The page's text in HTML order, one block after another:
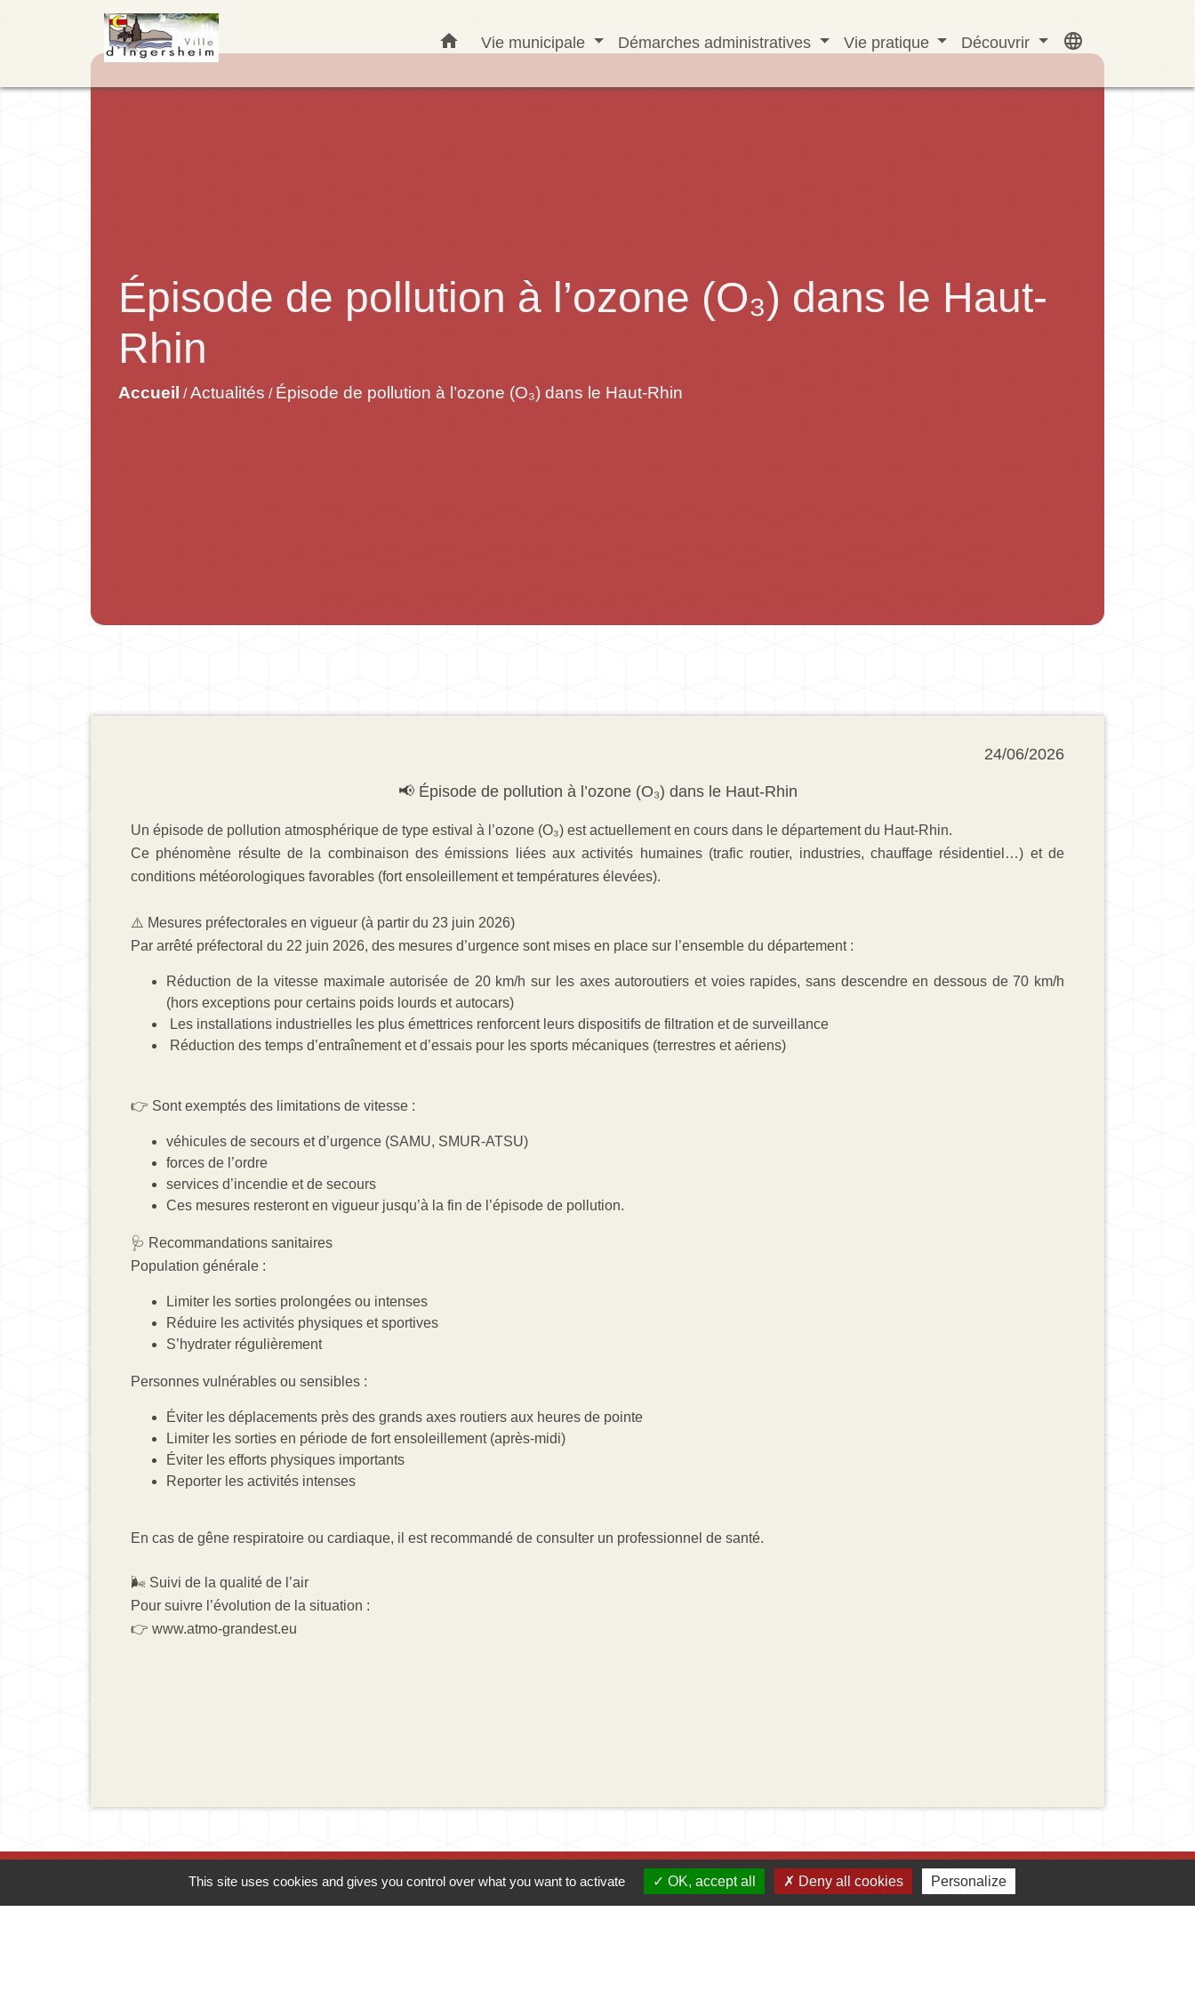
home Vie municipale Démarches administratives Vie pratique Découvrir language
Épisode de pollution à l’ozone (O₃) dans le Haut-
Rhin
Accueil /Actualités / Épisode de pollution à l’ozone (O₃) dans le Haut-Rhin
24/06/2026
📢 Épisode de pollution à l’ozone (O₃) dans le Haut-Rhin
Un épisode de pollution atmosphérique de type estival à l’ozone (O₃) est actuellement en cours dans le département du Haut-Rhin.
Ce phénomène résulte de la combinaison des émissions liées aux activités humaines (trafic routier, industries, chauffage résidentiel…) et de
conditions météorologiques favorables (fort ensoleillement et températures élevées).
⚠️ Mesures préfectorales en vigueur (à partir du 23 juin 2026)
Par arrêté préfectoral du 22 juin 2026, des mesures d’urgence sont mises en place sur l’ensemble du département :
Réduction de la vitesse maximale autorisée de 20 km/h sur les axes autoroutiers et voies rapides, sans descendre en dessous de 70 km/h
(hors exceptions pour certains poids lourds et autocars)
Les installations industrielles les plus émettrices renforcent leurs dispositifs de filtration et de surveillance
Réduction des temps d’entraînement et d’essais pour les sports mécaniques (terrestres et aériens)
👉 Sont exemptés des limitations de vitesse :
véhicules de secours et d’urgence (SAMU, SMUR-ATSU)
forces de l’ordre
services d’incendie et de secours
Ces mesures resteront en vigueur jusqu’à la fin de l’épisode de pollution.
🩺 Recommandations sanitaires
Population générale :
Limiter les sorties prolongées ou intenses
Réduire les activités physiques et sportives
S’hydrater régulièrement
Personnes vulnérables ou sensibles :
Éviter les déplacements près des grands axes routiers aux heures de pointe
Limiter les sorties en période de fort ensoleillement (après-midi)
Éviter les efforts physiques importants
Reporter les activités intenses
​​​​​​​En cas de gêne respiratoire ou cardiaque, il est recommandé de consulter un professionnel de santé.
🌬️ Suivi de la qualité de l’air
Pour suivre l’évolution de la situation :
👉 www.atmo-grandest.eu
This site uses cookies and gives you control over what you want to activate OK, accept all Deny all cookies Personalize